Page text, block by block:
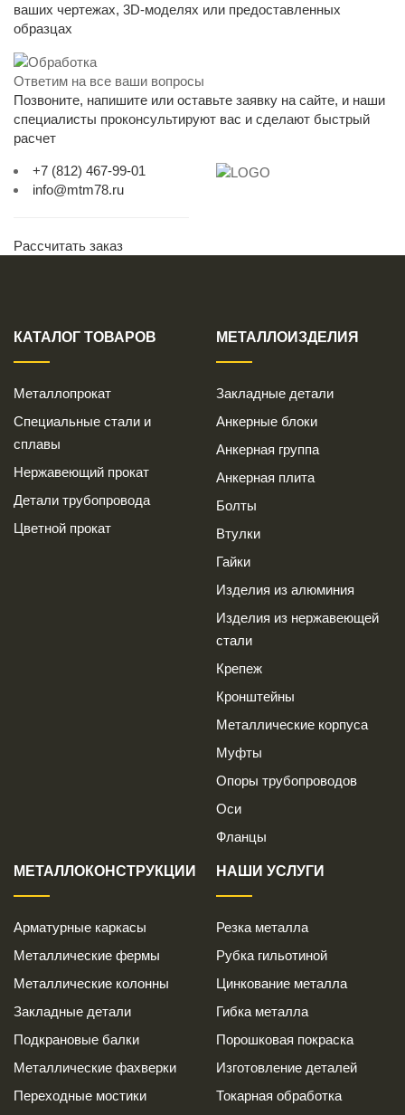
ваших чертежах, 3D-моделях или предоставленных
образцах
Ответим на все ваши вопросы
Позвоните, напишите или оставьте заявку на сайте, и наши
специалисты проконсультируют вас и сделают быстрый
расчет
+7 (812) 467-99-01
info@mtm78.ru
Рассчитать заказ
КАТАЛОГ ТОВАРОВ
Металлопрокат
Специальные стали и
сплавы
Нержавеющий прокат
Детали трубопровода
Цветной прокат
МЕТАЛЛОИЗДЕЛИЯ
Закладные детали
Анкерные блоки
Анкерная группа
Анкерная плита
Болты
Втулки
Гайки
Изделия из алюминия
Изделия из нержавеющей
стали
Крепеж
Кронштейны
Металлические корпуса
Муфты
Опоры трубопроводов
Оси
Фланцы
МЕТАЛЛОКОНСТРУКЦИИ
Арматурные каркасы
Металлические фермы
Металлические колонны
Закладные детали
Подкрановые балки
Металлические фахверки
Переходные мостики
НАШИ УСЛУГИ
Резка металла
Рубка гильотиной
Цинкование металла
Гибка металла
Порошковая покраска
Изготовление деталей
Токарная обработка